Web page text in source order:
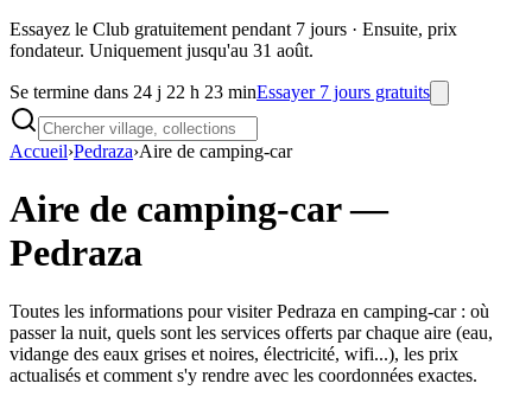
Essayez le Club gratuitement pendant 7 jours · Ensuite, prix
fondateur. Uniquement jusqu'au 31 août.
Se termine dans 24 j 22 h 23 minEssayer 7 jours gratuits
Accueil›Pedraza›Aire de camping-car
Aire de camping-car—
Pedraza
Toutes les informations pour visiter Pedraza en camping-car : où
passer la nuit, quels sont les services offerts par chaque aire (eau,
vidange des eaux grises et noires, électricité, wifi...), les prix
actualisés et comment s'y rendre avec les coordonnées exactes.